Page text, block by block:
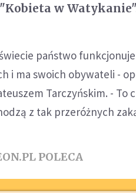
w
państwo
i ma swoich obywateli -
Tarczyńskim. - To
z tak przeróżnych
POLECA